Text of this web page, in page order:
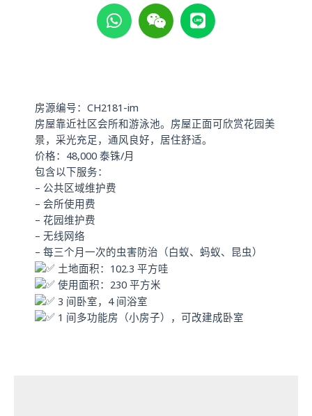
h
a
p
p
e
i
i
n
房源编号：CH2181-im
房屋靠近社区会所和游泳池。房屋正面可欣赏花园美
景，采光充足，通风良好，居住舒适。
价格：48,000 泰铢/月
包含以下服务：
– 公共区域维护费
– 会所使用费
– 花园维护费
– 无线网络
– 每三个月一次的虫害防治（白蚁、蚂蚁、昆虫）
土地面积：102.3 平方哇
使用面积：230 平方米
3 间卧室，4 间浴室
1 间多功能房（小房子），可改建成卧室